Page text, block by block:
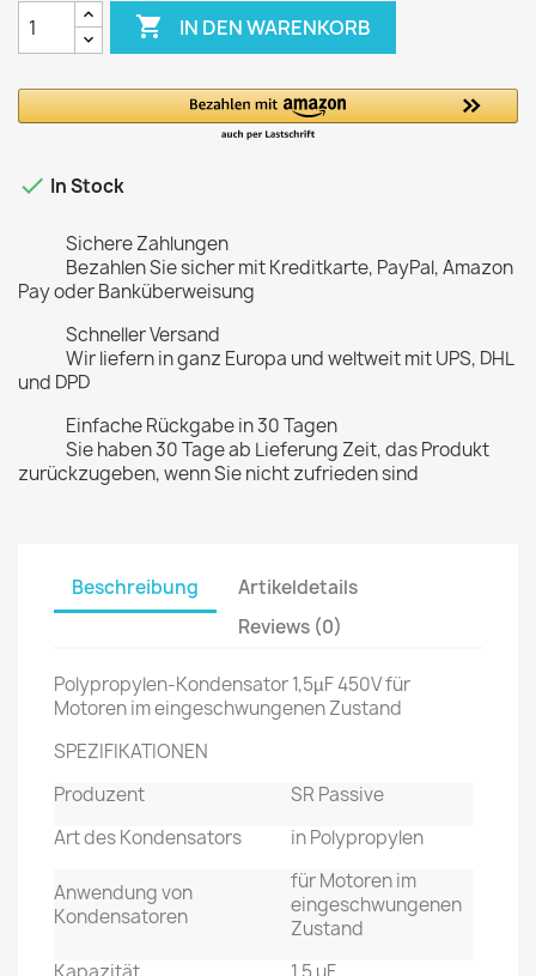
 IN DEN WARENKORB
 In Stock
Sichere Zahlungen
Bezahlen Sie sicher mit Kreditkarte, PayPal, Amazon
Pay oder Banküberweisung
Schneller Versand
Wir liefern in ganz Europa und weltweit mit UPS, DHL
und DPD
Einfache Rückgabe in 30 Tagen
Sie haben 30 Tage ab Lieferung Zeit, das Produkt
zurückzugeben, wenn Sie nicht zufrieden sind
Beschreibung
Artikeldetails
Reviews (0)
Polypropylen-Kondensator 1,5µF 450V für
Motoren im eingeschwungenen Zustand
SPEZIFIKATIONEN
Produzent
SR Passive
Art des Kondensators
in Polypropylen
Anwendung von
Kondensatoren
für Motoren im
eingeschwungenen
Zustand